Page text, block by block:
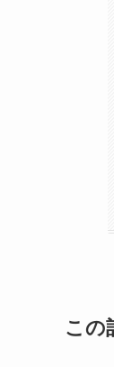
この